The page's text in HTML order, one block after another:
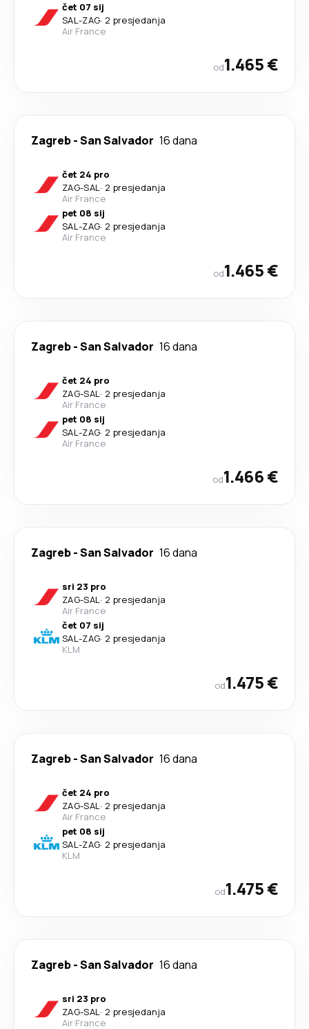
čet 07 sij
SAL-ZAG· 2 presjedanja
Air France
od1.465 €
Zagreb-San Salvador 16 dana
čet 24 pro
ZAG-SAL· 2 presjedanja
Air France
pet 08 sij
SAL-ZAG· 2 presjedanja
Air France
od1.465 €
Zagreb-San Salvador 16 dana
čet 24 pro
ZAG-SAL· 2 presjedanja
Air France
pet 08 sij
SAL-ZAG· 2 presjedanja
Air France
od1.466 €
Zagreb-San Salvador 16 dana
sri 23 pro
ZAG-SAL· 2 presjedanja
Air France
čet 07 sij
SAL-ZAG· 2 presjedanja
KLM
od1.475 €
Zagreb-San Salvador 16 dana
čet 24 pro
ZAG-SAL· 2 presjedanja
Air France
pet 08 sij
SAL-ZAG· 2 presjedanja
KLM
od1.475 €
Zagreb-San Salvador 16 dana
sri 23 pro
ZAG-SAL· 2 presjedanja
Air France